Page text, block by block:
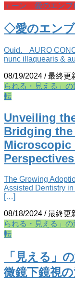
ェーン 愛のエンブ
◇愛のエン
Ouid. AURO
nunc illaquearis &
08/19/2024 / 最終更
られる・見える」
転
Unveiling
Bridging the
Microscopic
The Growing
Assisted Dentistry
[…]
08/18/2024 / 最終更
られる・見える」
転
「見える」
微鏡下鏡視